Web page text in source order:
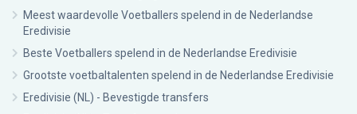
Meest waardevolle Voetballers spelend in de Nederlandse
Eredivisie
Beste Voetballers spelend in de Nederlandse Eredivisie
Grootste voetbaltalenten spelend in de Nederlandse Eredivisie
Eredivisie (NL) - Bevestigde transfers